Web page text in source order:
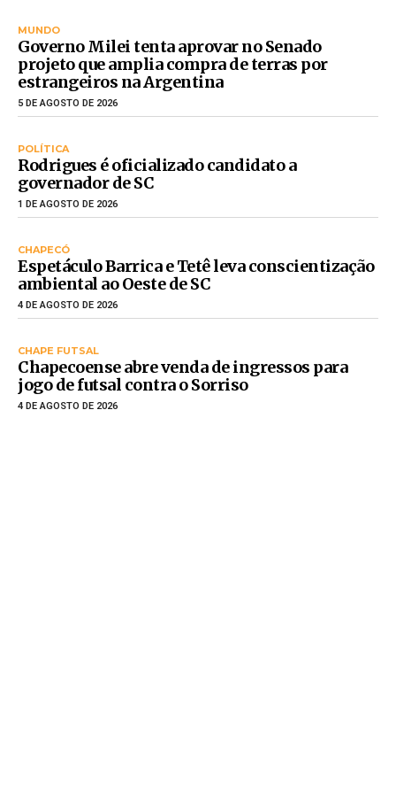
MUNDO
Governo Milei tenta aprovar no Senado
projeto que amplia compra de terras por
estrangeiros na Argentina
5 DE AGOSTO DE 2026
POLÍTICA
Rodrigues é oficializado candidato a
governador de SC
1 DE AGOSTO DE 2026
CHAPECÓ
Espetáculo Barrica e Tetê leva conscientização
ambiental ao Oeste de SC
4 DE AGOSTO DE 2026
CHAPE FUTSAL
Chapecoense abre venda de ingressos para
jogo de futsal contra o Sorriso
4 DE AGOSTO DE 2026